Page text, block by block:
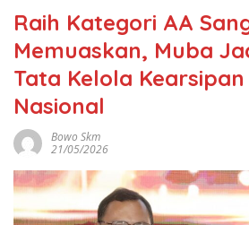
Raih Kategori AA
Memuaskan, Muba
Tata Kelola
Nasional
Bowo Skm
21/05/2026